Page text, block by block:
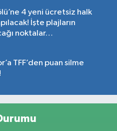
4 yeni ücretsiz halk
İşte plajların
noktalar…
TFF’den puan silme